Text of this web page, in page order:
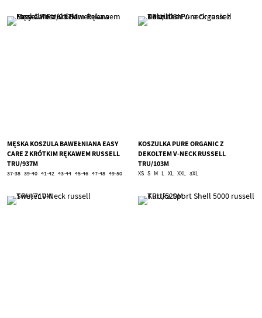
MĘSKA KOSZULA BAWEŁNIANA EASY
CARE Z KRÓTKIM RĘKAWEM RUSSELL
TRU/937M
37-38 39-40 41-42 43-44 45-46 47-48 49-50
KOSZULKA PURE ORGANIC Z
DEKOLTEM V-NECK RUSSELL
TRU/103M
XS S M L XL XXL 3XL